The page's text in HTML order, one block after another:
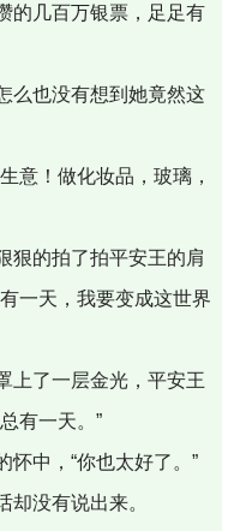
的几百万银票，足足有
么也没有想到她竟然这
意！做化妆品，玻璃，
狠的拍了拍平安王的肩
一天，我要变成这世界
上了一层金光，平安王
有一天。”
中，“你也太好了。”
却没有说出来。